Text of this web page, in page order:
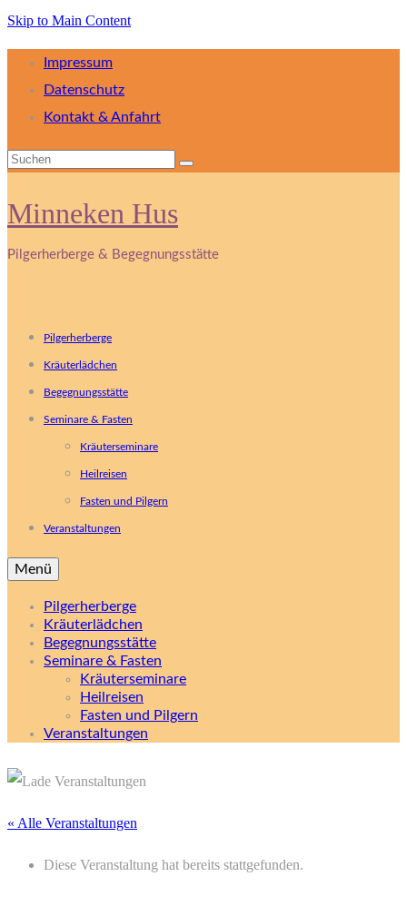
Skip to Main Content
Impressum
Datenschutz
Kontakt & Anfahrt
Suchen
Minneken Hus
Pilgerherberge & Begegnungsstätte
Pilgerherberge
Kräuterlädchen
Begegnungsstätte
Seminare & Fasten
Kräuterseminare
Heilreisen
Fasten und Pilgern
Veranstaltungen
Menü
Pilgerherberge
Kräuterlädchen
Begegnungsstätte
Seminare & Fasten
Kräuterseminare
Heilreisen
Fasten und Pilgern
Veranstaltungen
« Alle Veranstaltungen
Diese Veranstaltung hat bereits stattgefunden.